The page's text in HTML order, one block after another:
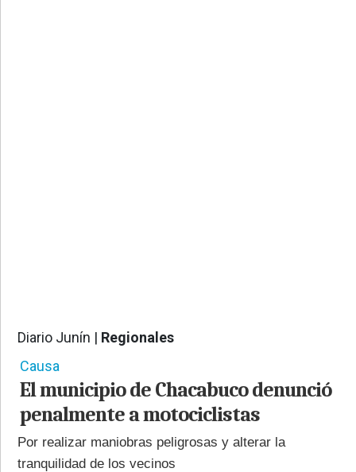
Diario Junín | Regionales
Causa
El municipio de Chacabuco denunció
penalmente a motociclistas
Por realizar maniobras peligrosas y alterar la
tranquilidad de los vecinos